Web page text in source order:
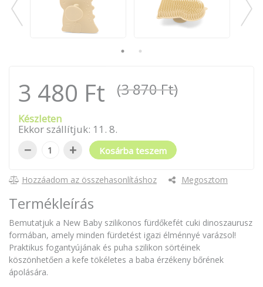
3 480 Ft (3 870 Ft)
Készleten
Ekkor szállítjuk: 11 . 8.
− + Kosárba teszem
Hozzáadom az összehasonlításhoz Megosztom
Termékleírás
Bemutatjuk a New Baby szilikonos fürdőkefét cuki dinoszaurusz
formában, amely minden fürdetést igazi élménnyé varázsol!
Praktikus fogantyújának és puha szilikon sörtéinek
köszönhetően a kefe tökéletes a baba érzékeny bőrének
ápolására.